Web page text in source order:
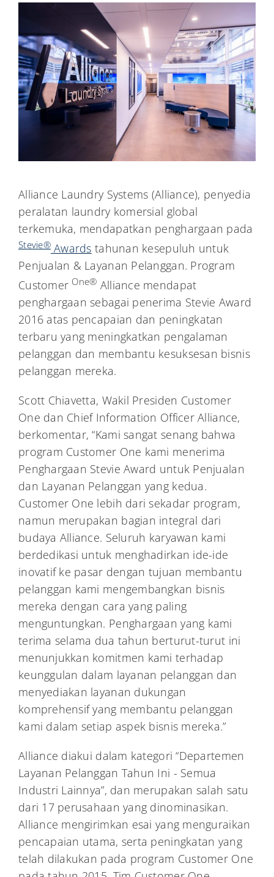
Alliance Laundry Systems (Alliance), penyedia
peralatan laundry komersial global
terkemuka, mendapatkan penghargaan pada
Stevie®Awards tahunan kesepuluh untuk
Penjualan & Layanan Pelanggan. Program
Customer One® Alliance mendapat
penghargaan sebagai penerima Stevie Award
2016 atas pencapaian dan peningkatan
terbaru yang meningkatkan pengalaman
pelanggan dan membantu kesuksesan bisnis
pelanggan mereka.
Scott Chiavetta, Wakil Presiden Customer
One dan Chief Information Officer Alliance,
berkomentar, “Kami sangat senang bahwa
program Customer One kami menerima
Penghargaan Stevie Award untuk Penjualan
dan Layanan Pelanggan yang kedua.
Customer One lebih dari sekadar program,
namun merupakan bagian integral dari
budaya Alliance. Seluruh karyawan kami
berdedikasi untuk menghadirkan ide-ide
inovatif ke pasar dengan tujuan membantu
pelanggan kami mengembangkan bisnis
mereka dengan cara yang paling
menguntungkan. Penghargaan yang kami
terima selama dua tahun berturut-turut ini
menunjukkan komitmen kami terhadap
keunggulan dalam layanan pelanggan dan
menyediakan layanan dukungan
komprehensif yang membantu pelanggan
kami dalam setiap aspek bisnis mereka.”
Alliance diakui dalam kategori “Departemen
Layanan Pelanggan Tahun Ini - Semua
Industri Lainnya”, dan merupakan salah satu
dari 17 perusahaan yang dinominasikan.
Alliance mengirimkan esai yang menguraikan
pencapaian utama, serta peningkatan yang
telah dilakukan pada program Customer One